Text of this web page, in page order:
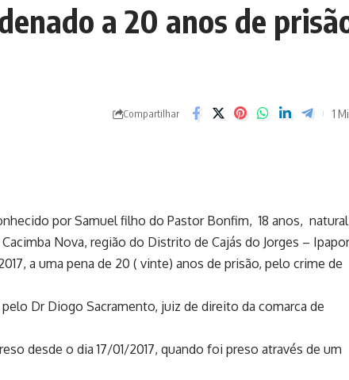
a 20 anos de
Compartilhar 1
por Samuel filho do Pastor Bonfim, 18 anos,
Nova, região do Distrito de Cajás do Jorges –
a uma pena de 20 ( vinte) anos de prisão, pelo crime de
Dr Diogo Sacramento, juiz de direito da comarca de
desde o dia 17/01/2017, quando foi preso através de um